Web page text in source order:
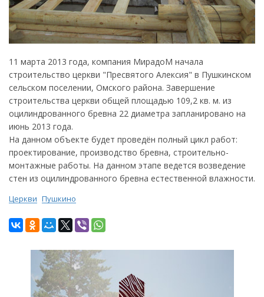
11 марта 2013 года, компания МирадоМ начала
строительство церкви "Пресвятого Алексия" в Пушкинском
сельском поселении, Омского района. Завершение
строительства церкви общей площадью 109,2 кв. м. из
оцилиндрованного бревна 22 диаметра запланировано на
июнь 2013 года.
На данном объекте будет проведён полный цикл работ:
проектирование, производство бревна, строительно-
монтажные работы. На данном этапе ведется возведение
стен из оцилиндрованного бревна естественной влажности.
Церкви Пушкино